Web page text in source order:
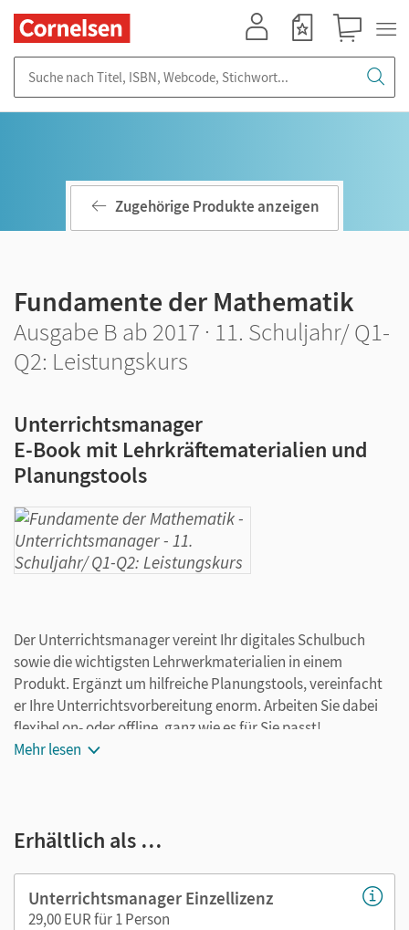
Zugehörige Produkte anzeigen
Fundamente der Mathematik
Ausgabe B ab 2017 · 11. Schuljahr/ Q1-
Q2: Leistungskurs
Unterrichtsmanager
E-Book mit Lehrkräftematerialien und
Planungstools
Der Unterrichtsmanager vereint Ihr digitales Schulbuch
sowie die wichtigsten Lehrwerkmaterialien in einem
Produkt. Ergänzt um hilfreiche Planungstools, vereinfacht
er Ihre Unterrichtsvorbereitung enorm. Arbeiten Sie dabei
flexibel on- oder offline, ganz wie es für Sie passt!
Ihr Unterrichtsmanager enthält:
Videos/Erklärvideos passend zu den Beispielen im
Selbsteinschätzungsbögen als PDF
Mehr lesen
Erhältlich als …
Unterrichtsmanager Einzellizenz
29,00 EUR für 1 Person